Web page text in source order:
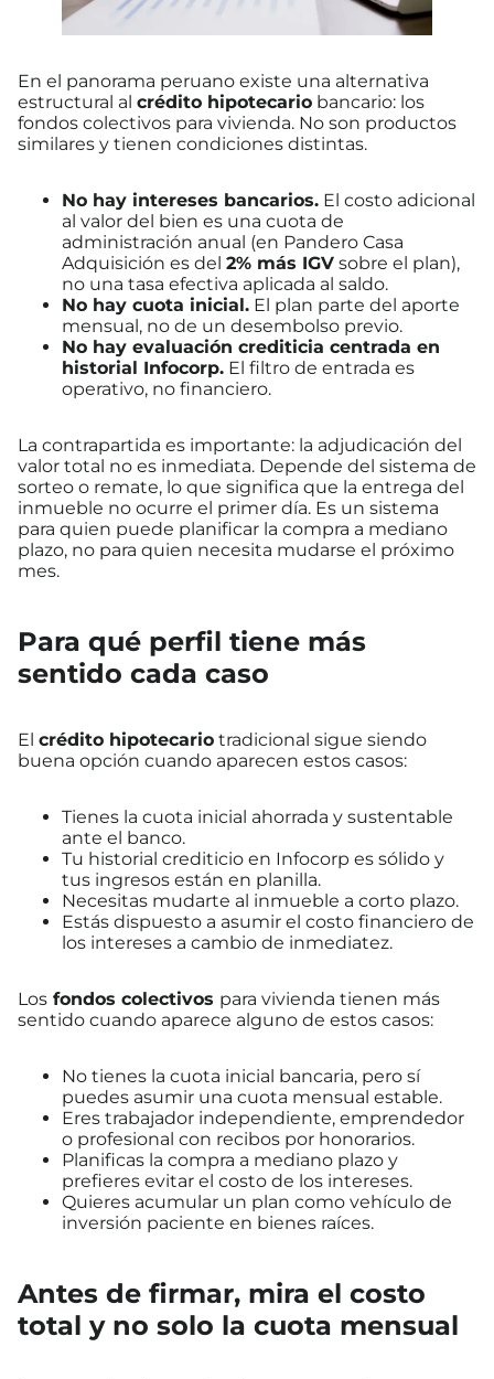
En el panorama peruano existe una alternativa
estructural al crédito hipotecario bancario: los
fondos colectivos para vivienda. No son productos
similares y tienen condiciones distintas.
No hay intereses bancarios. El costo adicional
al valor del bien es una cuota de
administración anual (en Pandero Casa
Adquisición es del 2% más IGV sobre el plan),
no una tasa efectiva aplicada al saldo.
No hay cuota inicial. El plan parte del aporte
mensual, no de un desembolso previo.
No hay evaluación crediticia centrada en
historial Infocorp. El filtro de entrada es
operativo, no financiero.
La contrapartida es importante: la adjudicación del
valor total no es inmediata. Depende del sistema de
sorteo o remate, lo que significa que la entrega del
inmueble no ocurre el primer día. Es un sistema
para quien puede planificar la compra a mediano
plazo, no para quien necesita mudarse el próximo
mes.
Para qué perfil tiene más
sentido cada caso
El crédito hipotecario tradicional sigue siendo
buena opción cuando aparecen estos casos:
Tienes la cuota inicial ahorrada y sustentable
ante el banco.
Tu historial crediticio en Infocorp es sólido y
tus ingresos están en planilla.
Necesitas mudarte al inmueble a corto plazo.
Estás dispuesto a asumir el costo financiero de
los intereses a cambio de inmediatez.
Los fondos colectivos para vivienda tienen más
sentido cuando aparece alguno de estos casos:
No tienes la cuota inicial bancaria, pero sí
puedes asumir una cuota mensual estable.
Eres trabajador independiente, emprendedor
o profesional con recibos por honorarios.
Planificas la compra a mediano plazo y
prefieres evitar el costo de los intereses.
Quieres acumular un plan como vehículo de
inversión paciente en bienes raíces.
Antes de firmar, mira el costo
total y no solo la cuota mensual